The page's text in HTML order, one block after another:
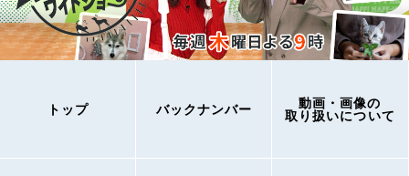
トップ バックナンバー
動画・画像の
取り扱いについて